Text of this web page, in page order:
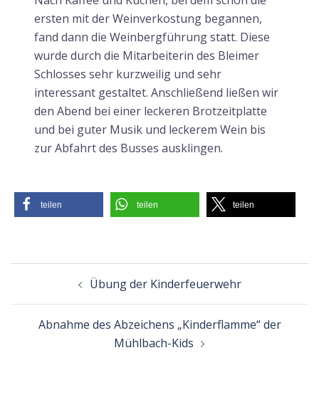
ersten mit der Weinverkostung begannen,
fand dann die Weinbergführung statt. Diese
wurde durch die Mitarbeiterin des Bleimer
Schlosses sehr kurzweilig und sehr
interessant gestaltet. Anschließend ließen wir
den Abend bei einer leckeren Brotzeitplatte
und bei guter Musik und leckerem Wein bis
zur Abfahrt des Busses ausklingen.
teilen teilen teilen
BeitragsnavigationÜbung der Kinderfeuerwehr
Abnahme des Abzeichens „Kinderflamme“ der
Mühlbach-Kids